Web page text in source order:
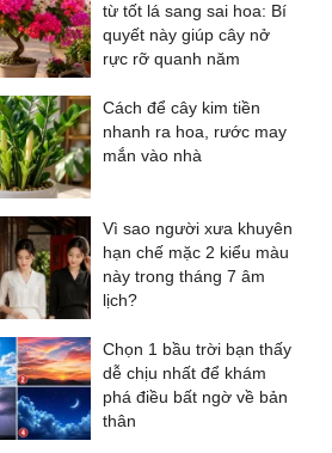
từ tốt lá sang sai hoa: Bí
quyết này giúp cây nở
rực rỡ quanh năm
Cách để cây kim tiền
nhanh ra hoa, rước may
mắn vào nhà
Vì sao người xưa khuyên
hạn chế mặc 2 kiểu màu
này trong tháng 7 âm
lịch?
Chọn 1 bầu trời bạn thấy
dễ chịu nhất để khám
phá điều bất ngờ về bản
thân